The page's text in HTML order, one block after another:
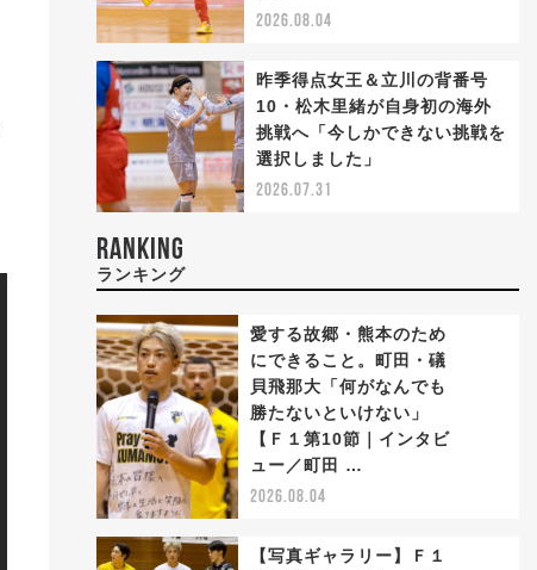
2026.08.04
昨季得点女王＆立川の背番号
10・松木里緒が自身初の海外
挑戦へ「今しかできない挑戦を
選択しました」
2026.07.31
RANKING
ランキング
愛する故郷・熊本のため
にできること。町田・礒
貝飛那大「何がなんでも
勝たないといけない」
【Ｆ１第10節｜インタビ
ュー／町田 …
2026.08.04
【写真ギャラリー】Ｆ１